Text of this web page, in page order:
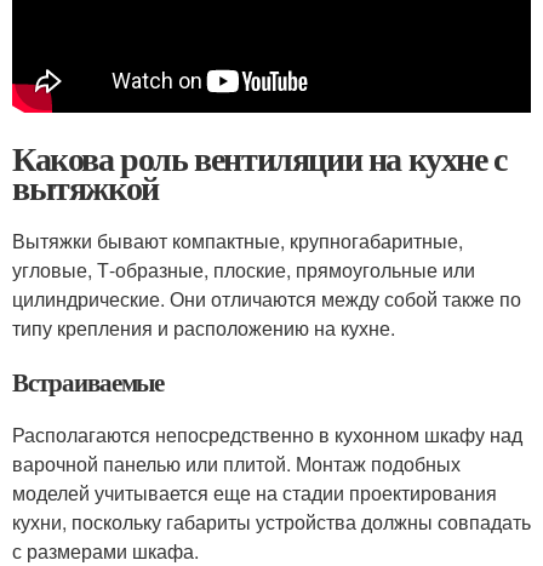
Какова роль вентиляции на кухне с
вытяжкой
Вытяжки бывают компактные, крупногабаритные,
угловые, Т-образные, плоские, прямоугольные или
цилиндрические. Они отличаются между собой также по
типу крепления и расположению на кухне.
Встраиваемые
Располагаются непосредственно в кухонном шкафу над
варочной панелью или плитой. Монтаж подобных
моделей учитывается еще на стадии проектирования
кухни, поскольку габариты устройства должны совпадать
с размерами шкафа.